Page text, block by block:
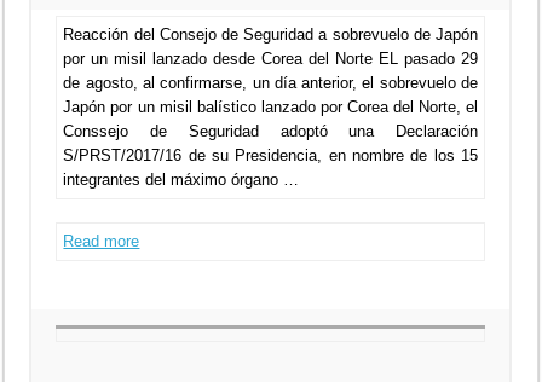
Reacción del Consejo de Seguridad a sobrevuelo de Japón
por un misil lanzado desde Corea del Norte EL pasado 29
de agosto, al confirmarse, un día anterior, el sobrevuelo de
Japón por un misil balístico lanzado por Corea del Norte, el
Conssejo de Seguridad adoptó una Declaración
S/PRST/2017/16 de su Presidencia, en nombre de los 15
integrantes del máximo órgano …
Read more